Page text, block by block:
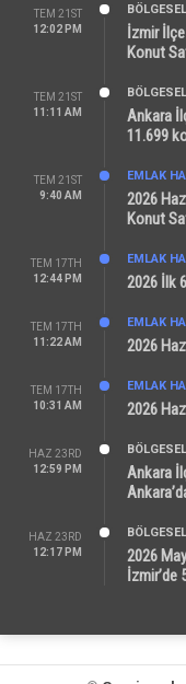
TEM 21ST
12:02 PM
BÖLGESEL
İzmir İlçe
Konut
TEM 21ST
11:11 AM
BÖLGESEL
Ankara
11.699
TEM 21ST
9:40 AM
EMLAK
2026
Konut
TEM 17TH
12:44 PM
EMLAK
2026 İlk
TEM 17TH
11:22 AM
EMLAK
2026
TEM 17TH
10:31 AM
EMLAK
2026
HAZ 23RD
12:59 PM
BÖLGESEL
Ankara
HAZ 23RD
12:17 PM
BÖLGESEL
2026
İzmir’de